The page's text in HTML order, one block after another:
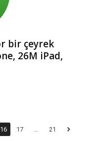
bir çeyrek
26M iPad,
16 17 21